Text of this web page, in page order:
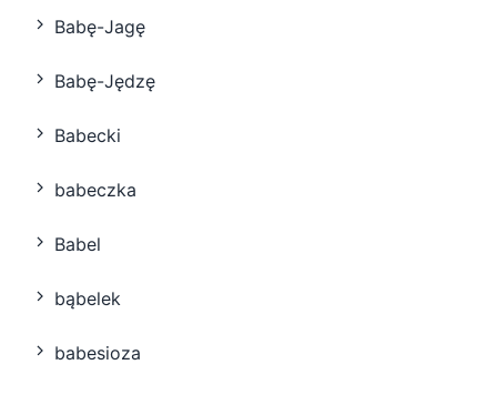
Babę-Jagę
Babę-Jędzę
Babecki
babeczka
Babel
bąbelek
babesioza